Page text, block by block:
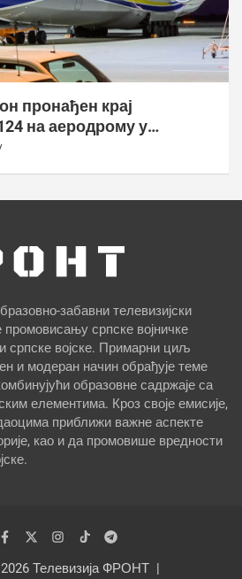
пронађен крај
на аеродрому у
забавни телевизијски
промовисању српске војничке
српске војске. Примарни циљ
и модеран начин обрађује теме
образовне садржаје са
елементима. Кроз своје емисије,
приближи важне аспекте
као и да промовише вредности
Телевизија ФРОНТ